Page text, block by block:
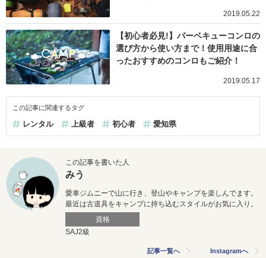
2019.05.22
【初心者必見!】バーベキューコンロの
選び方から使い方まで！使用用途に合
ったおすすめのコンロもご紹介！
2019.05.17
この記事に関連するタグ
レンタル 上級者 初心者 愛知県
この記事を書いた人
みう
愛車ジムニーで山に行き、登山やキャンプを楽しんでます。
最近は古道具をキャンプに持ち込むスタイルがお気に入り。
資格
SAJ2級
記事一覧へ Instagramへ